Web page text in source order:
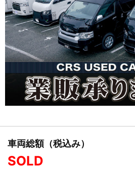
車両総額（税込み）
SOLD